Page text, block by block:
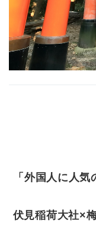
「外国人に人
伏見稲荷大社×